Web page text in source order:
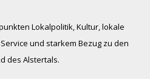
Lokalpolitik, Kultur, lokale
und starkem Bezug zu den
des Alstertals.